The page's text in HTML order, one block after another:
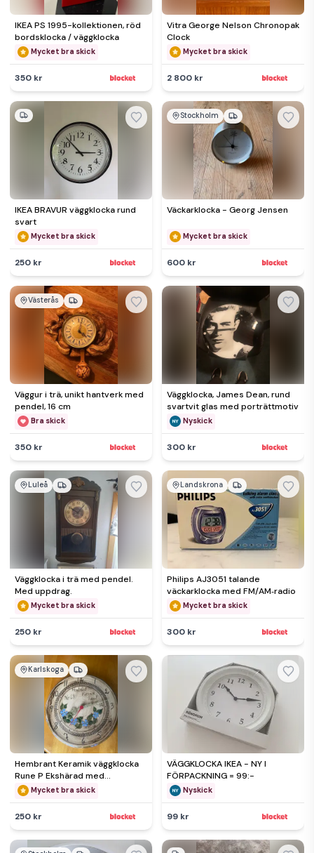
IKEA PS 1995-kollektionen, röd
bordsklocka / väggklocka
Mycket bra skick
350 kr
Vitra George Nelson Chronopak
Clock
Mycket bra skick
2 800 kr
IKEA BRAVUR väggklocka rund
svart
Mycket bra skick
250 kr
Stockholm
Väckarklocka - Georg Jensen
Mycket bra skick
600 kr
Västerås
Väggur i trä, unikt hantverk med
pendel, 16 cm
Bra skick
350 kr
Väggklocka, James Dean, rund
svartvit glas med porträttmotiv
Nyskick
300 kr
Luleå
Väggklocka i trä med pendel.
Med uppdrag.
Mycket bra skick
250 kr
Landskrona
Philips AJ3051 talande
väckarklocka med FM/AM‑radio
Mycket bra skick
300 kr
Karlskoga
Hembrant Keramik väggklocka
Rune P Ekshärad med
blommotiv
Mycket bra skick
250 kr
VÄGGKLOCKA IKEA - NY I
FÖRPACKNING = 99:-
Nyskick
99 kr